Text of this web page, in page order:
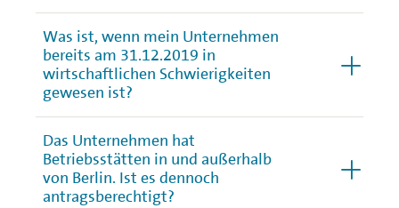
Was ist, wenn mein Unternehmen
bereits am 31.12.2019 in
wirtschaftlichen Schwierigkeiten
gewesen ist?
Das Unternehmen hat
Betriebsstätten in und außerhalb
von Berlin. Ist es dennoch
antragsberechtigt?